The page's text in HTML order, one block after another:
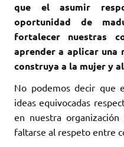
que el asumir
oportunidad de
fortalecer nuestras
aprender a aplicar
construya a la mujer y
No podemos decir que
ideas equivocadas
en nuestra
faltarse al respeto entre